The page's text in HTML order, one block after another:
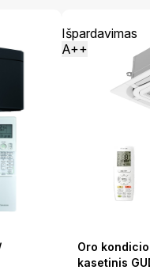
Išpardavimas
A++
Oro
kasetinis